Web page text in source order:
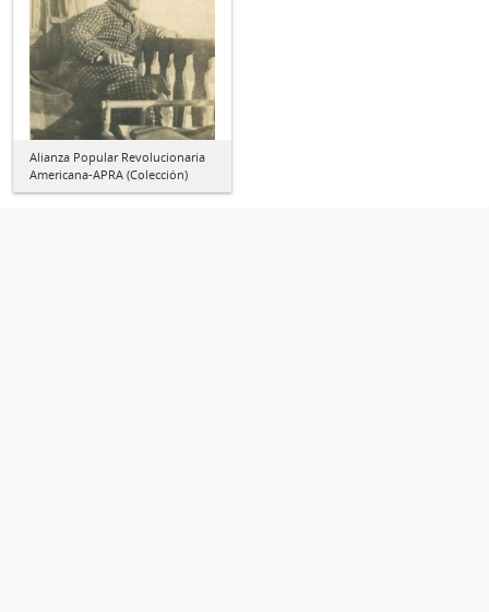
Alianza Popular Revolucionaria
Americana-APRA (Colección)